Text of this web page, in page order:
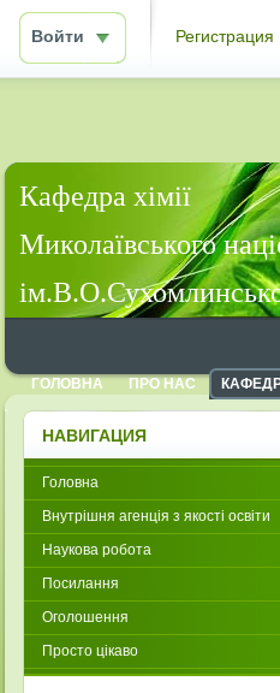
Войти Регистрация
Кафедра хімії
Миколаївського
ГОЛОВНА ПРО НАС
НАВИГАЦИЯ
Головна
Внутрішня агенція з якості освіти
Наукова робота
Посилання
Оголошення
Просто цікаво